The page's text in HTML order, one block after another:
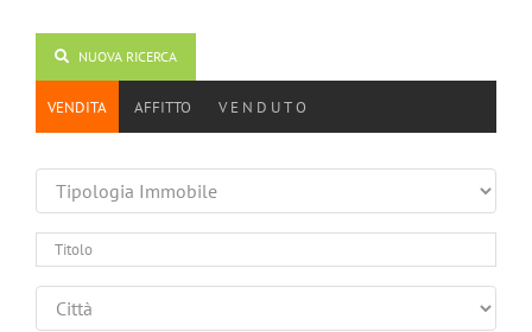
NUOVA RICERCA
VENDITA AFFITTO V E N D U T O